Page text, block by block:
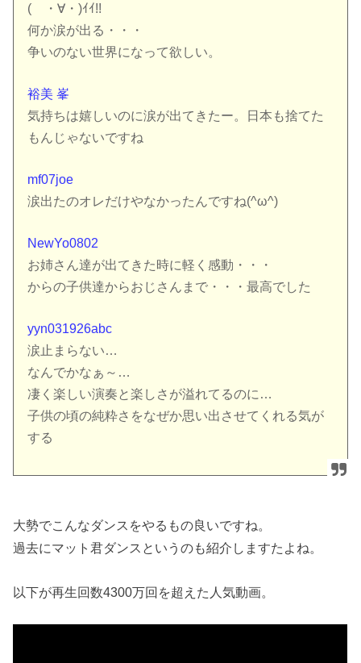
( ・∀・)ｲｲ!!
何か涙が出る・・・
争いのない世界になって欲しい。
裕美 峯
気持ちは嬉しいのに涙が出てきたー。日本も捨てた
もんじゃないで­すね
mf07joe
涙出たのオレだけやなかったんですね(^ω^)
NewYo0802
お姉さん達が出てきた時に軽く感動・・・
からの子供達からおじさんまで・・・最高でした
yyn031926abc
涙止まらない…
なんでかなぁ～…
凄く楽しい演奏と楽しさが溢れてるのに…
子供の頃の純粋さをなぜか思い出させてくれる気が
する
大勢でこんなダンスをやるもの良いですね。
過去にマット君ダンスというのも紹介しますたよね。
以下が再生回数4300万回を超えた人気動画。